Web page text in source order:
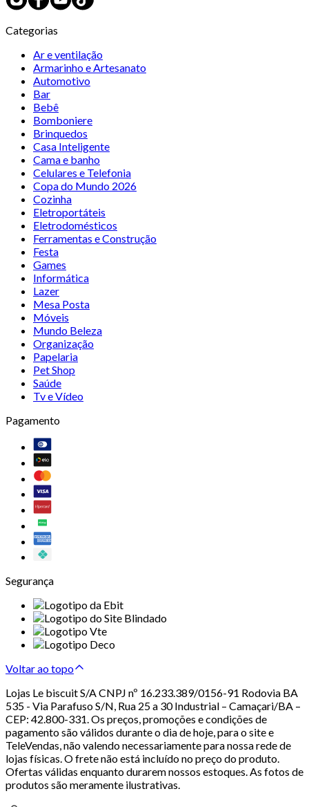
Categorias
Ar e ventilação
Armarinho e Artesanato
Automotivo
Bar
Bebê
Bomboniere
Brinquedos
Casa Inteligente
Cama e banho
Celulares e Telefonia
Copa do Mundo 2026
Cozinha
Eletroportáteis
Eletrodomésticos
Ferramentas e Construção
Festa
Games
Informática
Lazer
Mesa Posta
Móveis
Mundo Beleza
Organização
Papelaria
Pet Shop
Saúde
Tv e Vídeo
Pagamento
Segurança
Voltar ao topo
Lojas Le biscuit S/A CNPJ nº 16.233.389/0156-91 Rodovia BA
535 - Via Parafuso S/N, Rua 25 a 30 Industrial – Camaçari/BA –
CEP: 42.800-331. Os preços, promoções e condições de
pagamento são válidos durante o dia de hoje, para o site e
TeleVendas, não valendo necessariamente para nossa rede de
lojas físicas. O frete não está incluído no preço do produto.
Ofertas válidas enquanto durarem nossos estoques. As fotos de
produtos são meramente ilustrativas.